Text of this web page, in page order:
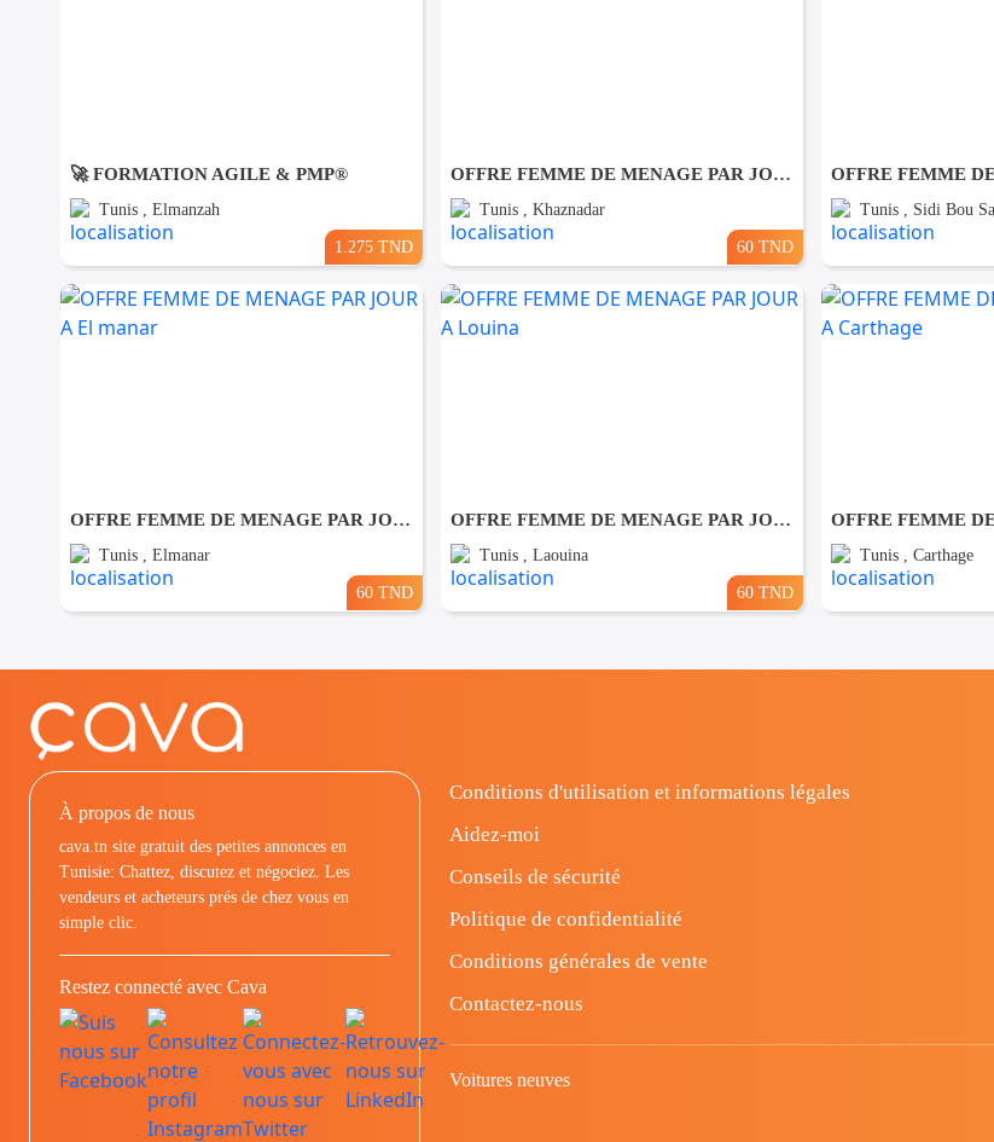
🚀 FORMATION AGILE & PMP®
Tunis , Elmanzah
1.275 TND
OFFRE FEMME DE MENAGE PAR JOUR A khaznadar
Tunis , Khaznadar
60 TND
Tunis , Sidi Bou
OFFRE FEMME DE MENAGE PAR JOUR A El manar
Tunis , Elmanar
60 TND
OFFRE FEMME DE MENAGE PAR JOUR A Louina
Tunis , Laouina
60 TND
Tunis , Carthage
À propos de nous
cava.tn site gratuit des petites annonces en
Tunisie: Chattez, discutez et négociez. Les
vendeurs et acheteurs prés de chez vous en
simple clic.
Restez connecté avec Cava
Conditions d'utilisation et informations légales
Aidez-moi
Conseils de sécurité
Politique de confidentialité
Conditions générales de vente
Contactez-nous
Voitures neuves